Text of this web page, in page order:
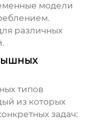
модели
различных
типов
из которых
задач: